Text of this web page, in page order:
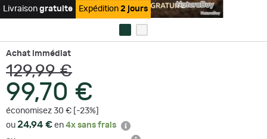
Livraison gratuite Expédition 2 jours
Achat immédiat
129,99 €
99,70 €
économisez 30 € [-23%]
ou 24,94 € en 4x sans frais